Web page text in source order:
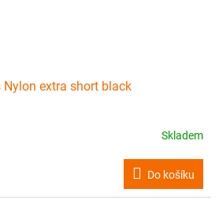
Nylon extra short black
Skladem
Do košíku